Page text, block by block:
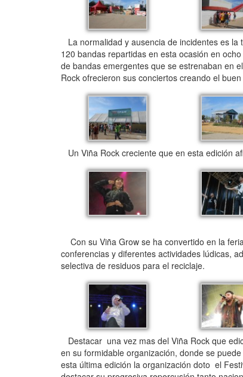
La normalidad y ausencia de incidentes es
120 bandas repartidas en esta ocasión en
de bandas emergentes que se estrenaban en
Rock ofrecieron sus conciertos creando el
Un Viña Rock creciente que en esta edición
Con su Viña Grow se ha convertido en la
conferencias y diferentes actividades lúdicas,
selectiva de residuos para el reciclaje.
Destacar una vez mas del Viña Rock que
en su formidable organización, donde se
esta última edición la organización doto el